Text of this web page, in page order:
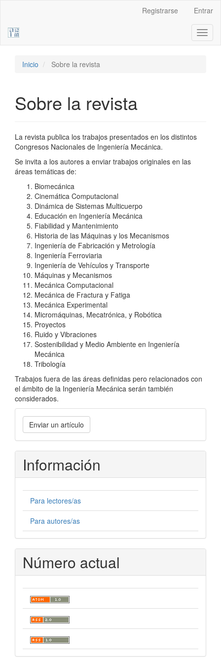
Barra
Registrarse Entrar
Inicio Sobre la revista
Sobre la revista
La revista publica los trabajos presentados en los distintos
Congresos Nacionales de Ingeniería Mecánica.
Se invita a los autores a enviar trabajos originales en las
áreas temáticas de:
Biomecánica
Cinemática Computacional
Dinámica de Sistemas Multicuerpo
Educación en Ingeniería Mecánica
Fiabilidad y Mantenimiento
Historia de las Máquinas y los Mecanismos
Ingeniería de Fabricación y Metrología
Ingeniería Ferroviaria
Ingeniería de Vehículos y Transporte
Máquinas y Mecanismos
Mecánica Computacional
Mecánica de Fractura y Fatiga
Mecánica Experimental
Micromáquinas, Mecatrónica, y Robótica
Proyectos
Ruido y Vibraciones
Sostenibilidad y Medio Ambiente en Ingeniería
Mecánica
Tribología
Trabajos fuera de las áreas definidas pero relacionados con
el ámbito de la Ingeniería Mecánica serán también
considerados.
Enviar
un
artículo
Enviar un artículo
Información
Para lectores/as
Para autores/as
Número actual